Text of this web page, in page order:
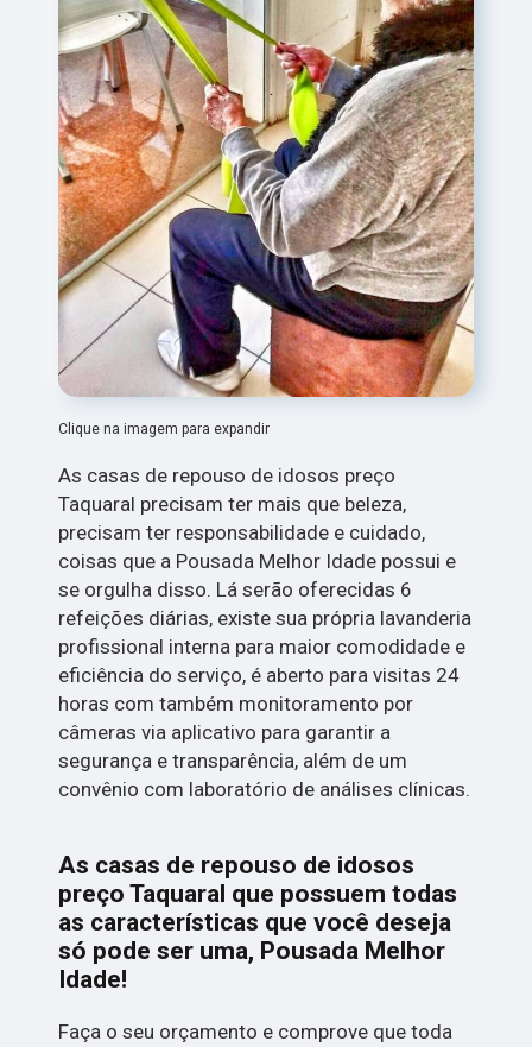
Clique na imagem para expandir
As casas de repouso de idosos preço
Taquaral precisam ter mais que beleza,
precisam ter responsabilidade e cuidado,
coisas que a Pousada Melhor Idade possui e
se orgulha disso. Lá serão oferecidas 6
refeições diárias, existe sua própria lavanderia
profissional interna para maior comodidade e
eficiência do serviço, é aberto para visitas 24
horas com também monitoramento por
câmeras via aplicativo para garantir a
segurança e transparência, além de um
convênio com laboratório de análises clínicas.
As casas de repouso de idosos
preço Taquaral que possuem todas
as características que você deseja
só pode ser uma, Pousada Melhor
Idade!
Faça o seu orçamento e comprove que toda